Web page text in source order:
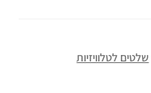
שלטים לטלוויזיות